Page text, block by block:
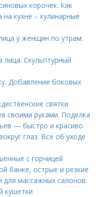
корочек. Как
кухне – кулинарные
у женщин по утрам:
Скульптурный
Добавление боковых
святки
своими руками. Поделка
— быстро и красиво
глаз. Все об уходе
с горчицей
банке, острые и резкие
для массажных салонов.
кушетки